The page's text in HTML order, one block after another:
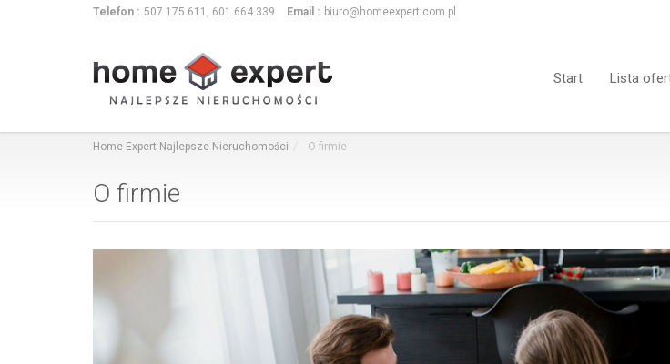
Telefon : 507 175 611, 601 664 339 Email : biuro@homeexpert.com.pl
Start Lista
Home Expert Najlepsze Nieruchomości O firmie
O firmie